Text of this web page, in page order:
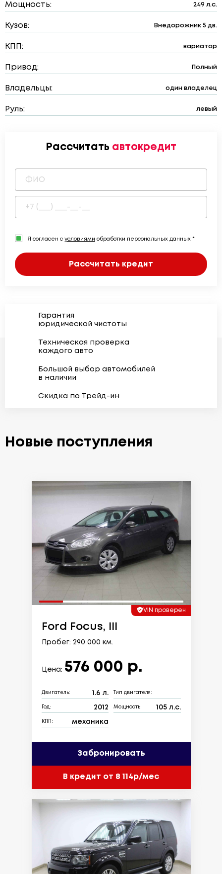
Мощность: 249 л.с.
Кузов: Внедорожник 5 дв.
КПП: вариатор
Привод: Полный
Владельцы: один владелец
Руль: левый
Рассчитать автокредит
Я согласен с условиями обработки персональных данных *
Рассчитать кредит
Гарантия
юридической чистоты
Техническая проверка
каждого авто
Большой выбор автомобилей
в наличии
Скидка по Трейд-ин
Новые поступления
VIN проверен
Ford Focus, III
Пробег: 290 000 км.
Цена: 576 000 р.
Двигатель: 1.6 л. Тип двигателя:
Год: 2012 Мощность: 105 л.с.
КПП: механика
Забронировать
В кредит от 8 114р/мес